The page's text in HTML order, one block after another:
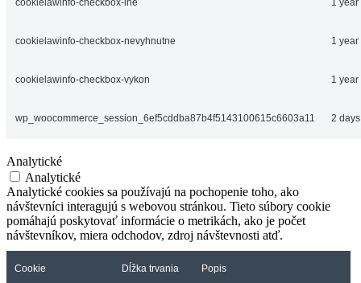
cookielawinfo-checkbox-ine 1 year
cookielawinfo-checkbox-nevyhnutne 1 year
cookielawinfo-checkbox-vykon 1 year
wp_woocommerce_session_6ef5cddba87b4f5143100615c6603a11 2 days
Analytické
Analytické
Analytické cookies sa používajú na pochopenie toho, ako
návštevníci interagujú s webovou stránkou. Tieto súbory cookie
pomáhajú poskytovať informácie o metrikách, ako je počet
návštevníkov, miera odchodov, zdroj návštevnosti atď.
Cookie Dĺžka trvania Popis